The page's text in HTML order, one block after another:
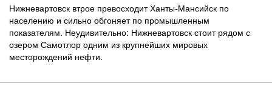
Нижневартовск втрое превосходит Ханты-Мансийск по
населению и сильно обгоняет по промышленным
показателям. Неудивительно: Нижневартовск стоит рядом с
озером Самотлор одним из крупнейших мировых
месторождений нефти.